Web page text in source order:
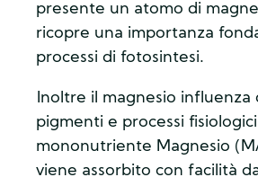
presente un atomo di
ricopre una importanza
processi di fotosintesi.
Inoltre il magnesio influenza
pigmenti e processi
mononutriente Magnesio
viene assorbito con facilità